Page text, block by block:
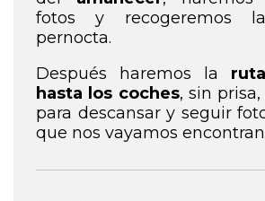
fotos y recogeremos
pernocta.
Después haremos la
hasta los coches, sin
para descansar y seguir
que nos vayamos